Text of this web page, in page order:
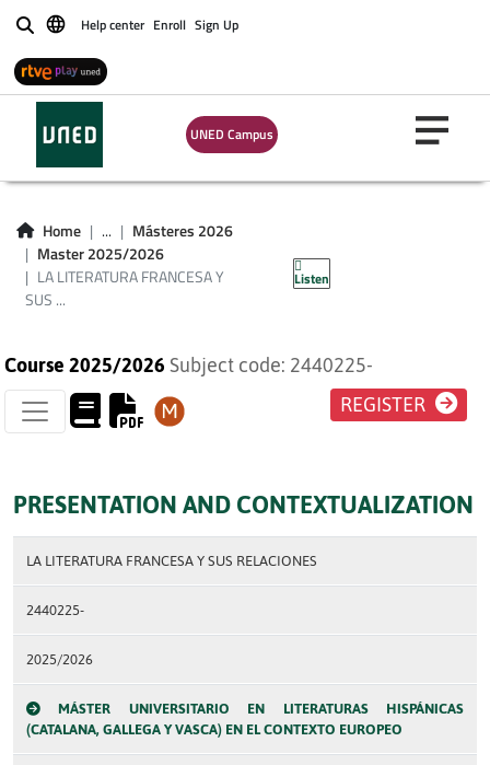
BuscarHelp center Enroll Sign Up
UNED Campus
Home ...
Másteres 2026
Master 2025/2026
LA LITERATURA FRANCESA Y
SUS ...
Listen
LA LITERATURA
FRANCESA Y SUS
RELACIONES
Course 2025/2026 Subject code: 2440225-
REGISTER
PRESENTATION AND CONTEXTUALIZATION
LA LITERATURA FRANCESA Y SUS RELACIONES
2440225-
2025/2026
MÁSTER UNIVERSITARIO EN LITERATURAS HISPÁNICAS
(CATALANA, GALLEGA Y VASCA) EN EL CONTEXTO EUROPEO